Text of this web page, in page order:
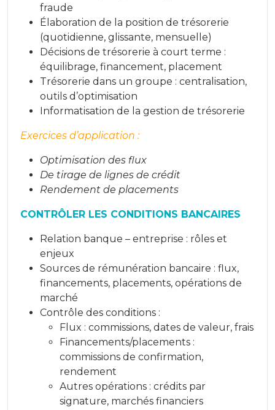
fraude
Élaboration de la position de trésorerie
(quotidienne, glissante, mensuelle)
Décisions de trésorerie à court terme :
équilibrage, financement, placement
Trésorerie dans un groupe : centralisation,
outils d’optimisation
Informatisation de la gestion de trésorerie
Exercices d’application :
Optimisation des flux
De tirage de lignes de crédit
Rendement de placements
CONTRÔLER LES CONDITIONS BANCAIRES
Relation banque – entreprise : rôles et
enjeux
Sources de rémunération bancaire : flux,
financements, placements, opérations de
marché
Contrôle des conditions :
Flux : commissions, dates de valeur, frais
Financements/placements :
commissions de confirmation,
rendement
Autres opérations : crédits par
signature, marchés financiers